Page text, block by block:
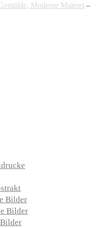
Moderne Malerei –
Bilder
Bilder